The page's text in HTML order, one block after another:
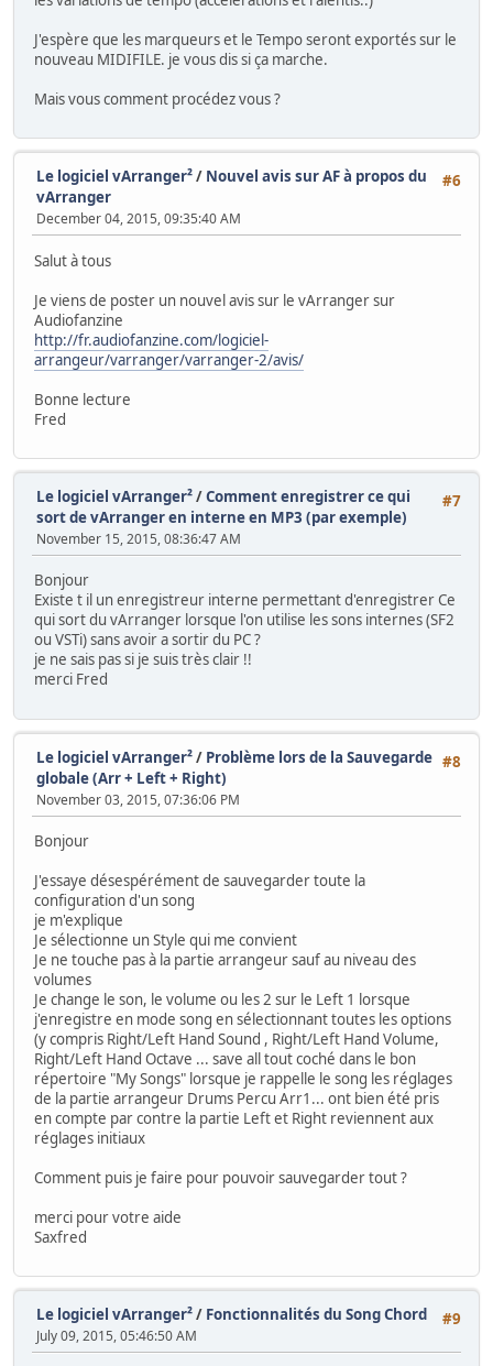
J'espère que les marqueurs et le Tempo seront exportés sur le
nouveau MIDIFILE. je vous dis si ça marche.
Mais vous comment procédez vous ?
#6
Le logiciel vArranger²/ Nouvel avis sur AF à propos du
vArranger
December 04, 2015, 09:35:40 AM
Salut à tous
Je viens de poster un nouvel avis sur le vArranger sur
Audiofanzine
http://fr.audiofanzine.com/logiciel-
arrangeur/varranger/varranger-2/avis/
Bonne lecture
Fred
#7
Le logiciel vArranger²/Comment enregistrer ce qui
sort de vArranger en interne en MP3 (par exemple)
November 15, 2015, 08:36:47 AM
Bonjour
Existe t il un enregistreur interne permettant d'enregistrer Ce
qui sort du vArranger lorsque l'on utilise les sons internes (SF2
ou VSTi) sans avoir a sortir du PC ?
je ne sais pas si je suis très clair !!
merci Fred
#8
Le logiciel vArranger²/ Problème lors de la Sauvegarde
globale (Arr + Left + Right)
November 03, 2015, 07:36:06 PM
Bonjour
J'essaye désespérément de sauvegarder toute la
configuration d'un song
je m'explique
Je sélectionne un Style qui me convient
Je ne touche pas à la partie arrangeur sauf au niveau des
volumes
Je change le son, le volume ou les 2 sur le Left 1 lorsque
j'enregistre en mode song en sélectionnant toutes les options
(y compris Right/Left Hand Sound , Right/Left Hand Volume,
Right/Left Hand Octave ... save all tout coché dans le bon
répertoire "My Songs" lorsque je rappelle le song les réglages
de la partie arrangeur Drums Percu Arr1... ont bien été pris
en compte par contre la partie Left et Right reviennent aux
réglages initiaux
Comment puis je faire pour pouvoir sauvegarder tout ?
merci pour votre aide
Saxfred
#9
Le logiciel vArranger²/ Fonctionnalités du Song Chord
July 09, 2015, 05:46:50 AM